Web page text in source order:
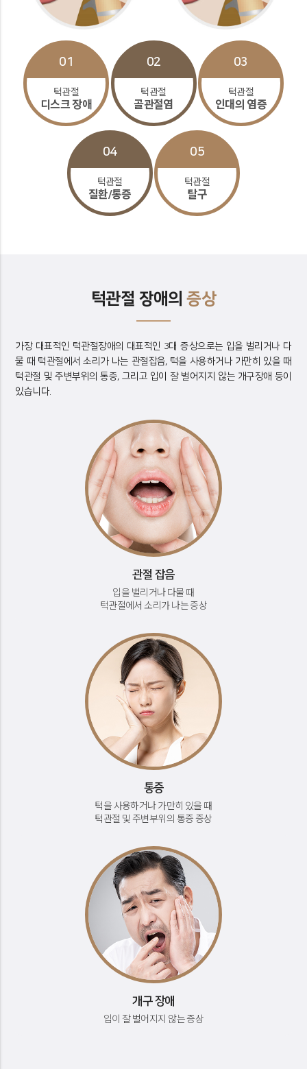
01
턱관절
디스크 장애
02
턱관절
골관절염
03
턱관절
인대의 염증
04
턱관절
질환/통증
05
턱관절
탈구
턱관절 장애의증상
가장 대표적인 턱관절장애의 대표적인 3대 증상으로는 입을 벌리거나 다
물 때 턱관절에서 소리가 나는 관절잡음, 턱을 사용하거나 가만히 있을 때
턱관절 및 주변부위의 통증, 그리고 입이 잘 벌어지지 않는 개구장애 등이
있습니다.
관절 잡음
입을 벌리거나 다물 때
턱관절에서 소리가 나는 증상
통증
턱을 사용하거나 가만히 있을 때
턱관절 및 주변부위의 통증 증상
개구 장애
입이 잘 벌어지지 않는 증상